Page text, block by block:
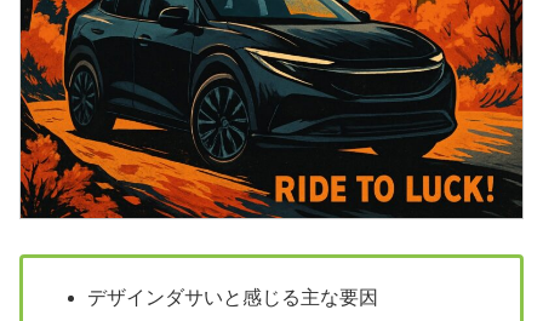
デザインダサいと感じる主な要因